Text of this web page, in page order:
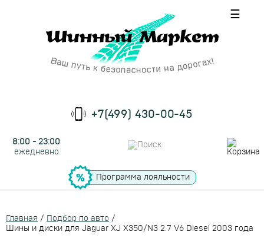
☰
+7(499) 430-00-45
8:00 - 23:00
ежедневно
Программа лояльности
Главная / Подбор по авто /
Шины и диски для Jaguar XJ X350/N3 2.7 V6 Diesel 2003 года